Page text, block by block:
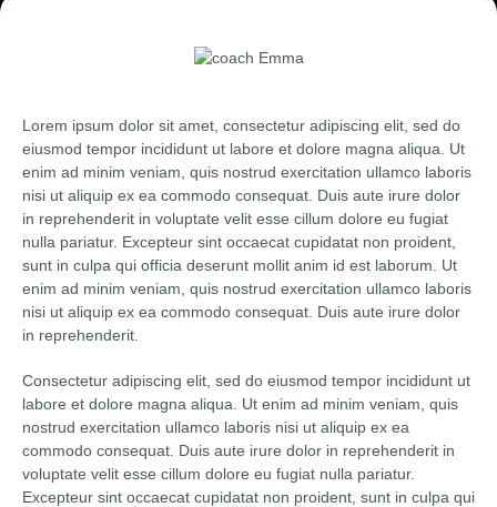
Lorem ipsum dolor sit amet, consectetur adipiscing elit, sed do
eiusmod tempor incididunt ut labore et dolore magna aliqua. Ut
enim ad minim veniam, quis nostrud exercitation ullamco laboris
nisi ut aliquip ex ea commodo consequat. Duis aute irure dolor
in reprehenderit in voluptate velit esse cillum dolore eu fugiat
nulla pariatur. Excepteur sint occaecat cupidatat non proident,
sunt in culpa qui officia deserunt mollit anim id est laborum. Ut
enim ad minim veniam, quis nostrud exercitation ullamco laboris
nisi ut aliquip ex ea commodo consequat. Duis aute irure dolor
in reprehenderit.
Consectetur adipiscing elit, sed do eiusmod tempor incididunt ut
labore et dolore magna aliqua. Ut enim ad minim veniam, quis
nostrud exercitation ullamco laboris nisi ut aliquip ex ea
commodo consequat. Duis aute irure dolor in reprehenderit in
voluptate velit esse cillum dolore eu fugiat nulla pariatur.
Excepteur sint occaecat cupidatat non proident, sunt in culpa qui